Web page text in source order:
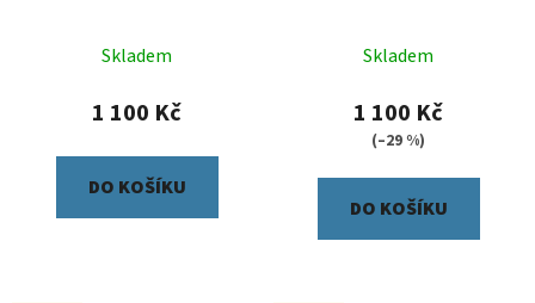
Skladem
1 100 Kč
DO KOŠÍKU
Skladem
1 100 Kč
(–29 %)
DO KOŠÍKU